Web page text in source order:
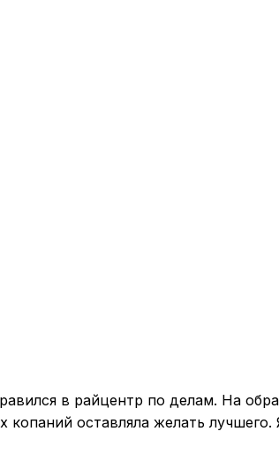
в райцентр по делам. На
оставляла желать